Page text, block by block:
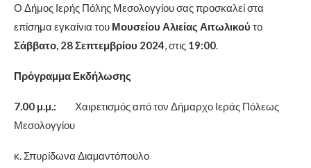
Ο Δήμος Ιερής Πόλης Μεσολογγίου σας προσκαλεί στα
επίσημα εγκαίνια του Μουσείου Αλιείας Αιτωλικού το
Σάββατο, 28 Σεπτεμβρίου 2024, στις 19:00.
Πρόγραμμα Εκδήλωσης
7.00 µ.µ.: Χαιρετισμός από τον Δήμαρχο Ιεράς Πόλεως
Μεσολογγίου
κ. Σπυρίδωνα Διαµαντόπουλο